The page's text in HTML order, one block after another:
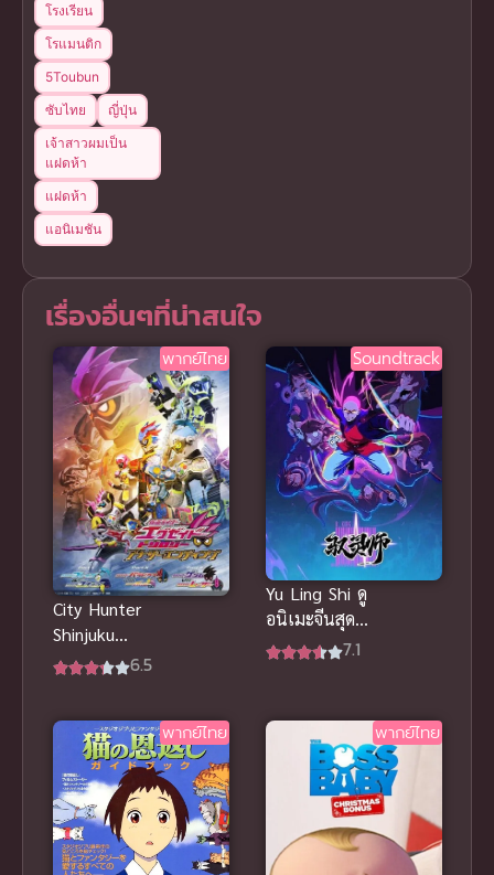
โรงเรียน
โรแมนติก
5Toubun
ซับไทย
ญี่ปุ่น
เจ้าสาวผมเป็น
แฝดห้า
แฝดห้า
แอนิเมชัน
เรื่องอื่นๆที่น่าสนใจ
พากย์ไทย
City Hunter
Shinjuku
Private Eyes
จูกุ ปี๊ป พากย์
6.5
Soundtrack
Yu Ling Shi ดู
อนิเมะจีนสุด
มันส์ นักคุม
มากๆ
7.1
พากย์ไทย พากย์ไทย